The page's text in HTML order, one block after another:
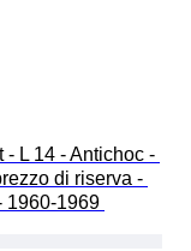
- L 14 - Antichoc -
di riserva -
1960-1969